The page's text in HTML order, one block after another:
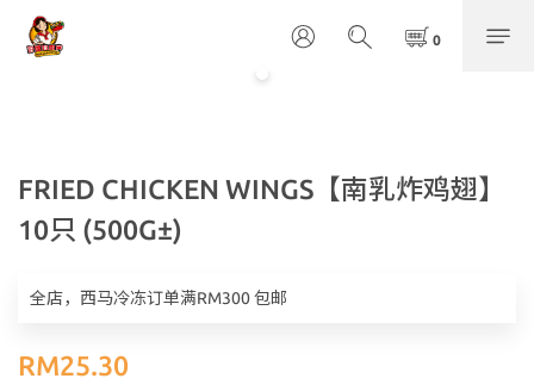
FRIED CHICKEN WINGS【南乳炸鸡翅】
10只 (500G±)
全店，西马冷冻订单满RM300 包邮
RM25.30